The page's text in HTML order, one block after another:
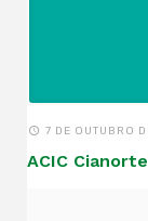
7 DE OUTUBRO
ACIC